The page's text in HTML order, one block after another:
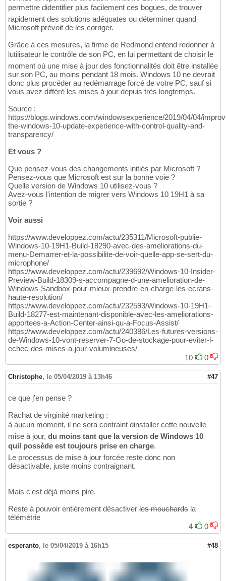
permettre didentifier plus facilement ces bogues, de trouver
rapidement des solutions adéquates ou déterminer quand
Microsoft prévoit de les corriger.
Grâce à ces mesures, la firme de Redmond entend redonner à
lutilisateur le contrôle de son PC, en lui permettant de choisir le
moment où une mise à jour des fonctionnalités doit être installée
sur son PC, au moins pendant 18 mois. Windows 10 ne devrait
donc plus procéder au redémarrage forcé de votre PC, sauf si
vous avez différé les mises à jour depuis très longtemps.
Source :
https://blogs.windows.com/windowsexperience/2019/04/04/
the-windows-10-update-experience-with-control-quality-and-
transparency/
Et vous ?
Que pensez-vous des changements initiés par Microsoft ?
Pensez-vous que Microsoft est sur la bonne voie ?
Quelle version de Windows 10 utilisez-vous ?
Avez-vous l'intention de migrer vers Windows 10 19H1 à sa
sortie ?
Voir aussi
https://www.developpez.com/actu/235311/Microsoft-publie-
Windows-10-19H1-Build-18290-avec-des-ameliorations-du-
menu-Demarrer-et-la-possibilite-de-voir-quelle-app-se-sert-du-
microphone/
https://www.developpez.com/actu/239692/Windows-10-Insider-
Preview-Build-18309-s-accompagne-d-une-amelioration-de-
Windows-Sandbox-pour-mieux-prendre-en-charge-les-ecrans-
haute-resolution/
https://www.developpez.com/actu/232593/Windows-10-19H1-
Build-18277-est-maintenant-disponible-avec-les-ameliorations-
apportees-a-Action-Center-ainsi-qu-a-Focus-Assist/
https://www.developpez.com/actu/240386/Les-futures-versions-
de-Windows-10-vont-reserver-7-Go-de-stockage-pour-eviter-l-
echec-des-mises-a-jour-volumineuses/
10
0
Christophe, le 05/04/2019 à 13h46 #47
ce que j'en pense ?
Rachat de virginité marketing :
à aucun moment, il ne sera contraint dinstaller cette nouvelle
mise à jour, du moins tant que la version de Windows 10
quil possède est toujours prise en charge.
Le processus de mise à jour forcée reste donc non
désactivable, juste moins contraignant.
Mais c'est déjà moins pire.
Reste à pouvoir entièrement désactiver les mouchards la
télémétrie
4
0
esperanto, le 05/04/2019 à 16h15 #48